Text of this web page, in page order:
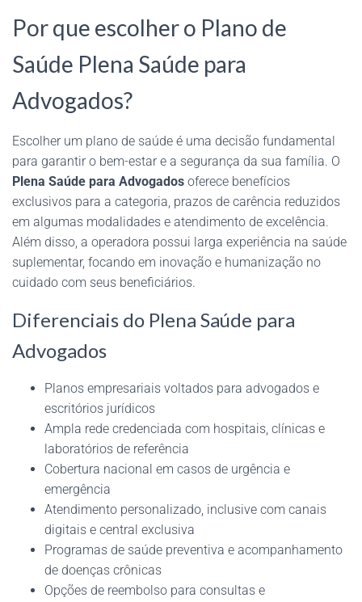
Por que escolher o Plano de
Saúde Plena Saúde para
Advogados?
Escolher um plano de saúde é uma decisão fundamental
para garantir o bem-estar e a segurança da sua família. O
Plena Saúde para Advogados oferece benefícios
exclusivos para a categoria, prazos de carência reduzidos
em algumas modalidades e atendimento de excelência.
Além disso, a operadora possui larga experiência na saúde
suplementar, focando em inovação e humanização no
cuidado com seus beneficiários.
Diferenciais do Plena Saúde para
Advogados
Planos empresariais voltados para advogados e
escritórios jurídicos
Ampla rede credenciada com hospitais, clínicas e
laboratórios de referência
Cobertura nacional em casos de urgência e
emergência
Atendimento personalizado, inclusive com canais
digitais e central exclusiva
Programas de saúde preventiva e acompanhamento
de doenças crônicas
Opções de reembolso para consultas e